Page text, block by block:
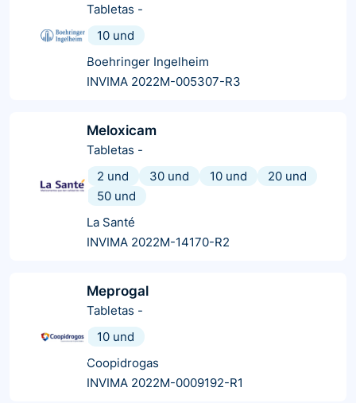
Tabletas -
10 und
Boehringer Ingelheim
INVIMA 2022M-005307-R3
Meloxicam
Tabletas -
2 und
30 und 10 und
20 und
50 und
La Santé
INVIMA 2022M-14170-R2
Meprogal
Tabletas -
10 und
Coopidrogas
INVIMA 2022M-0009192-R1